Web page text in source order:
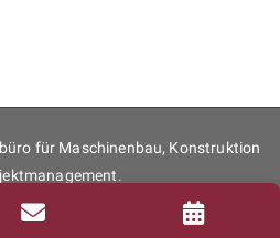
für Maschinenbau, Konstruktion
.
Kontakt